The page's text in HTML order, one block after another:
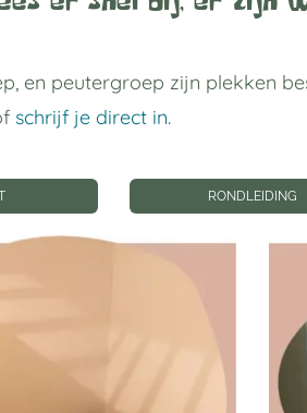
links
Utrecht
en peutergroep zijn plekken
schrijf je direct in.
RONDLEIDING